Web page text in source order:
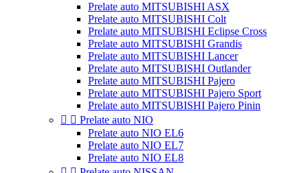
Prelate auto MITSUBISHI ASX
Prelate auto MITSUBISHI Colt
Prelate auto MITSUBISHI Eclipse Cross
Prelate auto MITSUBISHI Grandis
Prelate auto MITSUBISHI Lancer
Prelate auto MITSUBISHI Outlander
Prelate auto MITSUBISHI Pajero
Prelate auto MITSUBISHI Pajero Sport
Prelate auto MITSUBISHI Pajero Pinin
  Prelate auto NIO
Prelate auto NIO EL6
Prelate auto NIO EL7
Prelate auto NIO EL8